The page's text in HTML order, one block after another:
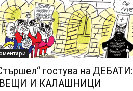
гостува на ДЕБАТИ:
И КАЛАШНИЦИ